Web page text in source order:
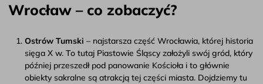
Wrocław – co zobaczyć?
Ostrów Tumski – najstarsza część Wrocławia, której historia
sięga X w. To tutaj Piastowie Śląscy założyli swój gród, który
później przeszedł pod panowanie Kościoła i to głównie
obiekty sakralne są atrakcją tej części miasta. Dojdziemy tu